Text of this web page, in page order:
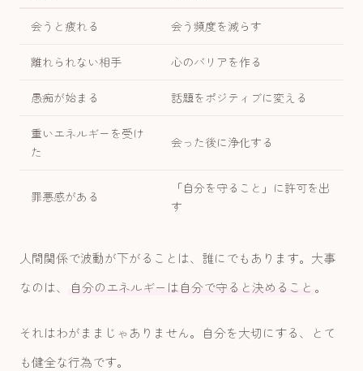
会うと疲れる 会う頻度を減らす
離れられない相手 心のバリアを作る
愚痴が始まる 話題をポジティブに変える
重いエネルギーを受け
た
会った後に浄化する
罪悪感がある
「自分を守ること」に許可を出
す
人間関係で波動が下がることは、誰にでもあります。大事
なのは、
自分のエネルギーは自分で守ると決めること 。
それはわがままじゃありません。自分を大切にする、とて
も健全な行為です。